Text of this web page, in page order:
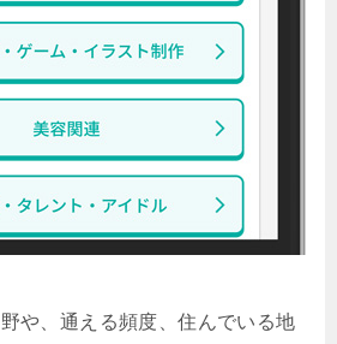
や、通える頻度、住んでいる地